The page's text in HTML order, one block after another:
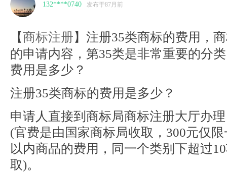
132****0740 发布于87月前
【商标注册】注册35类商标的费用，
的申请内容，第35类是非常重要的分
费用是多少？
注册35类商标的费用是多少？
申请人直接到商标局商标注册大厅办
(官费是由国家商标局收取，300元仅
以内商品的费用，同一个类别下超过
取)。